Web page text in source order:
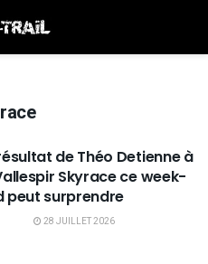
de Théo Detienne à
Skyrace ce week-
peut surprendre
28 JUILLET 2026